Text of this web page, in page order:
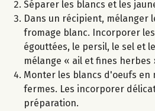
Séparer les blancs et les
Dans un récipient, mélanger
fromage blanc. Incorporer
égouttées, le persil, le sel et
mélange « ail et fines herbes
Monter les blancs d'oeufs en
fermes. Les incorporer
préparation.